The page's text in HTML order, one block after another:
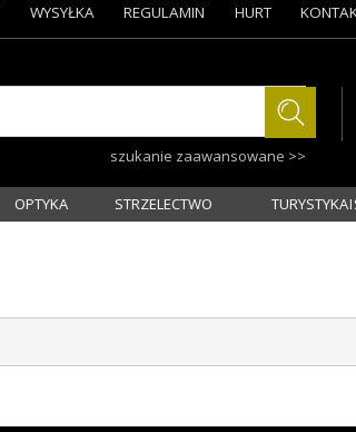
szukanie zaawansowane >>
WYSYŁKA REGULAMIN HURT
OPTYKA STRZELECTWO TURYSTYKA